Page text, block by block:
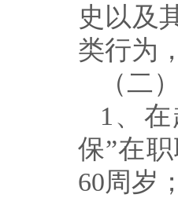
史以及
类行为
（二）
1 、
保”在
60周岁；